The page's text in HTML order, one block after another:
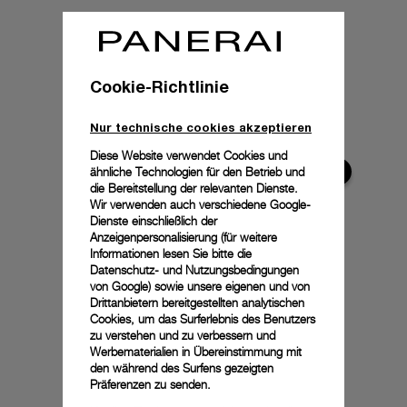
Cookie-Richtlinie
Nur technische cookies akzeptieren
Diese Website verwendet Cookies und
ähnliche Technologien für den Betrieb und
die Bereitstellung der relevanten Dienste.
Wir verwenden auch verschiedene Google-
Dienste einschließlich der
Anzeigenpersonalisierung (für weitere
Informationen lesen Sie bitte die
Datenschutz- und Nutzungsbedingungen
von Google) sowie unsere eigenen und von
Drittanbietern bereitgestellten analytischen
Cookies, um das Surferlebnis des Benutzers
zu verstehen und zu verbessern und
Werbematerialien in Übereinstimmung mit
den während des Surfens gezeigten
Präferenzen zu senden.